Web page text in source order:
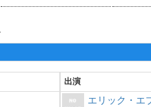
出演
エリック・エ